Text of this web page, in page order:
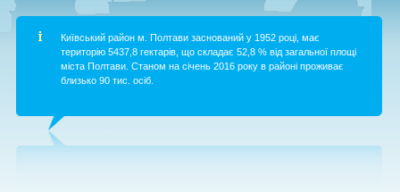
Київський район м. Полтави заснований у 1952 році, має
територію 5437,8 гектарів, що складає 52,8 % від загальної площі
міста Полтави. Станом на січень 2016 року в районі проживає
близько 90 тис. осіб.